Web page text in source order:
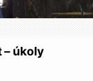
– úkoly